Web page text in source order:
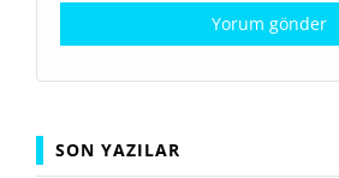
SON YAZILAR